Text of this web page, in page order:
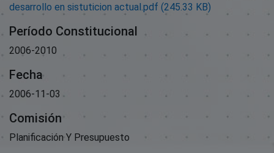
desarrollo en sistuticion actual.pdf (245.33 KB)
Período Constitucional
2006-2010
Fecha
2006-11-03
Comisión
Planificación Y Presupuesto